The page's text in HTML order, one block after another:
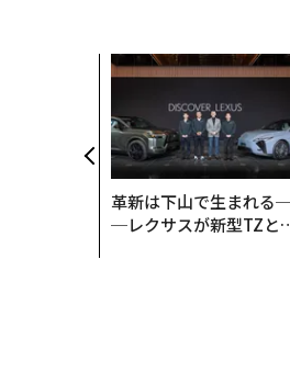
革新は下山で生まれる
─レクサスが新型TZとE